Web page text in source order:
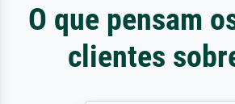
O que pensam
clientes